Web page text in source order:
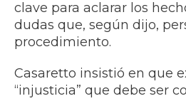
clave para aclarar los
dudas que, según dijo,
procedimiento.
Casaretto insistió en que
“injusticia” que debe ser